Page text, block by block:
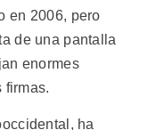
en 2006, pero
de una pantalla
enormes
firmas.
ha